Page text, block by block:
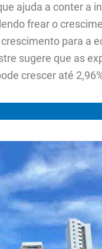
ajuda a conter a
frear o
para a
sugere que as
crescer até